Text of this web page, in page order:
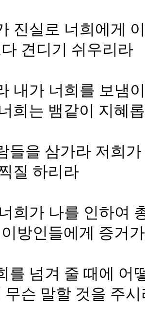
진실로 너희에게
견디기 쉬우리라
내가 너희를 보냄
희는 뱀같이 지혜
들을 삼가라 저희
질 하리라
희가 나를 인하여
방인들에게 증거
를 넘겨 줄 때에 어
무슨 말할 것을 주